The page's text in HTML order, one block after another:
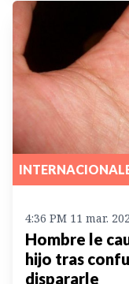
4:36 PM 11 mar.
Hombre le
hijo tras
dispararle